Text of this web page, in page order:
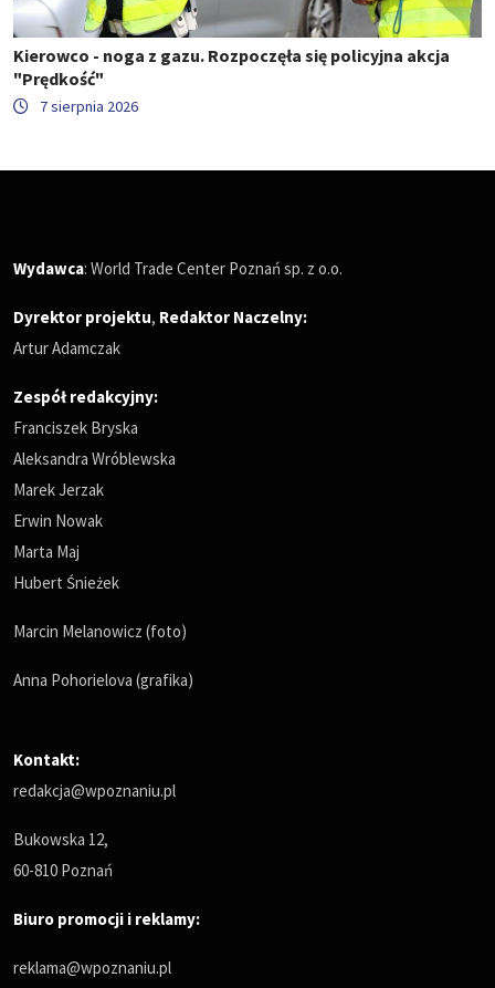
Kierowco - noga z gazu. Rozpoczęła się policyjna akcja
"Prędkość"
7 sierpnia 2026
Wydawca: World Trade Center Poznań sp. z o.o.
Dyrektor projektu, Redaktor Naczelny:
Artur Adamczak
Zespół redakcyjny:
Franciszek Bryska
Aleksandra Wróblewska
Marek Jerzak
Erwin Nowak
Marta Maj
Hubert Śnieżek
Marcin Melanowicz (foto)
Anna Pohorielova (grafika)
Kontakt:
redakcja@wpoznaniu.pl
Bukowska 12,
60-810 Poznań
Biuro promocji i reklamy:
reklama@wpoznaniu.pl